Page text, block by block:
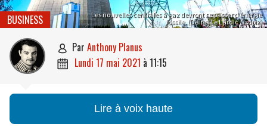
Les nouvelles centrales à gaz devront se passer d’énergie
fossile. (Daina Le Lardic / Isopix)
BUSINESS
 par Anthony Planus
 lundi 17 mai 2021 à 11:15
Lire à voix haute